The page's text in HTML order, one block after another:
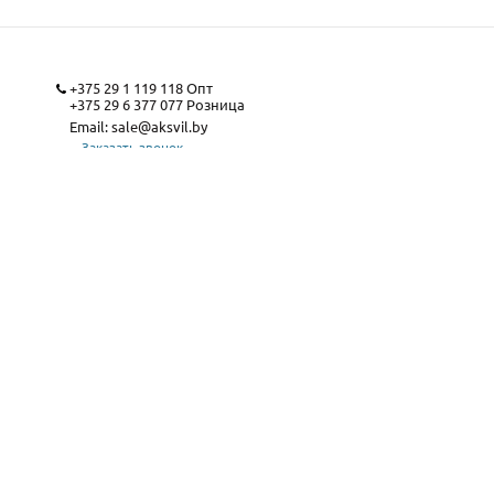
+375 29 1 119 118Опт
+375 29 6 377 077Розница
Email:sale@aksvil.by
Заказать звонок